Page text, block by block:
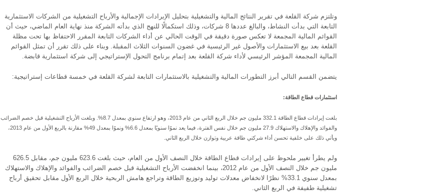
وتلتزم شركة القلعة في تقرير النتائج المالية والتشغيلية بتحليل الإيرادات الإجمالية والأرباح التشغيلية من الشركات الاستثمارية
التابعة التي بدأت النشاط، والبالغ عددها 8 شركات، وذلك استكمالًا للنهج الذي بدأته الشركة منذ نهاية العام الماضي، حيث أن
القوائم المالية المجمعة لا تعكس صورة دقيقة في الوقت الحالي عن أداء الشركات التابعة المقرر الاحتفاظ بها تحت مظلة
القلعة بعد بيع الاستثمارات والأصول غير الرئيسية في غضون السنوات الثلاث المقبلة. وبناء على ذلك تقرر أن تمثل القوائم
المالية المجمعة المؤشر الرئيسي لأداء شركة القلعة بعد إتمام برنامج التحول الإستراتيجي إلى شركة استثمارية قابضة.
يتضمن القسم التالي أبرز التطورات المالية والتشغيلية بالاستثمارات التابعة لشركة القلعة في خمسة قطاعات إستراتيجية:
استثمارات قطاع الطاقة:
بلغت إيرادات قطاع الطاقة 332.1 مليون جم خلال الربع الثاني من عام 2013، وهو ارتفاع سنوي بمعدل 8.7%. وبلغت الأرباح التشغيلية قبل خصم الضرائب
والفوائد والإهلاك والاستهلاك 27.9 مليون جم خلال نفس الفترة، فيما يعد نموًا سنويًا بمعدل 6.6% ونموًا بمعدل 49% مقارنة بالربع الأول من عام 2013،
ويأتي ذلك على خلفية تحسن أداء شركتي طاقة عربية وتوازن خلال الربع الثاني.
ولم يطرأ تغيير ملحوظ على إيرادات قطاع الطاقة خلال النصف الأول من العام، حيث بلغت 623.6 مليون جم، مقابل 626.5
مليون جم خلال النصف الأول من عام 2012، بينما انخفضت الأرباح التشغيلية قبل خصم الضرائب والفوائد والإهلاك والاستهلاك
بمعدل سنوي 33.1% نظرًا لانخفاض معدلات توليد وتوزيع الطاقة وتراجع هامش الربحية خلال الربع الأول مقابل تحقيق أرباح
تشغيلية طفيفة في الربع الثاني.